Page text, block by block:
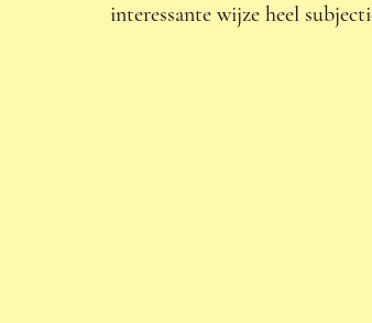
interessante wijze heel